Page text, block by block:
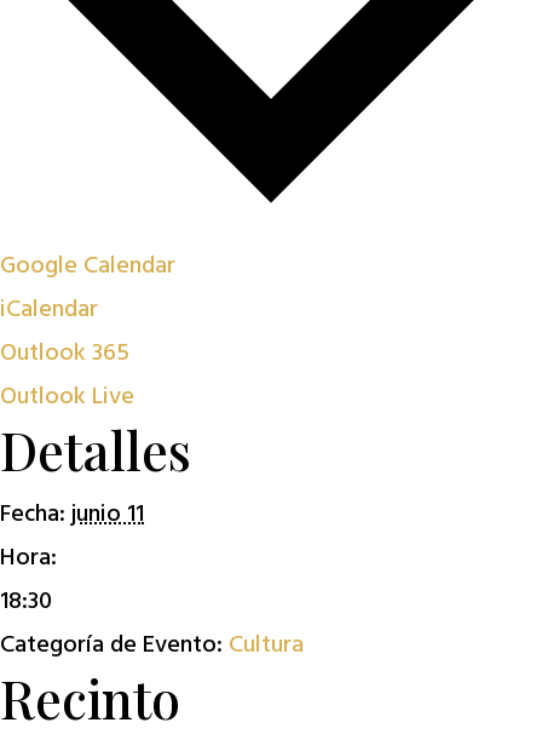
Google Calendar
iCalendar
Outlook 365
Outlook Live
Detalles
Fecha:junio 11
Hora:
18:30
Categoría de Evento: Cultura
Recinto